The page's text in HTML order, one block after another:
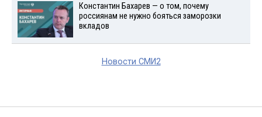
Константин Бахарев — о том, почему
россиянам не нужно бояться заморозки
вкладов
Новости СМИ2